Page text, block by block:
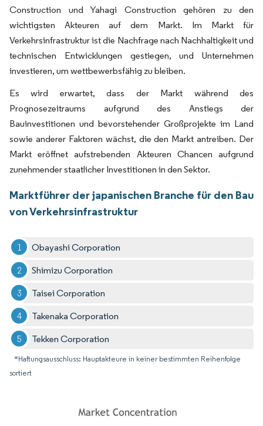
Construction und Yahagi Construction gehören zu den
wichtigsten Akteuren auf dem Markt. Im Markt für
Verkehrsinfrastruktur ist die Nachfrage nach Nachhaltigkeit und
technischen Entwicklungen gestiegen, und Unternehmen
investieren, um wettbewerbsfähig zu bleiben.
Es wird erwartet, dass der Markt während des
Prognosezeitraums aufgrund des Anstiegs der
Bauinvestitionen und bevorstehender Großprojekte im Land
sowie anderer Faktoren wächst, die den Markt antreiben. Der
Markt eröffnet aufstrebenden Akteuren Chancen aufgrund
zunehmender staatlicher Investitionen in den Sektor.
Marktführer der japanischen Branche für den Bau
von Verkehrsinfrastruktur
Obayashi Corporation
Shimizu Corporation
Taisei Corporation
Takenaka Corporation
Tekken Corporation
*Haftungsausschluss: Hauptakteure in keiner bestimmten Reihenfolge
sortiert